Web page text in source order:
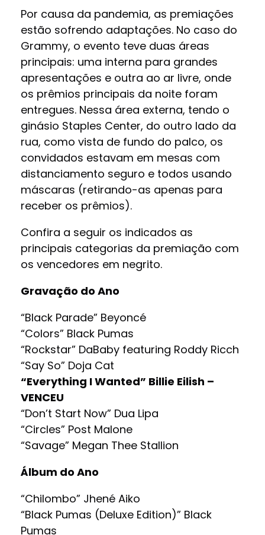
Por causa da pandemia, as premiações
estão sofrendo adaptações. No caso do
Grammy, o evento teve duas áreas
principais: uma interna para grandes
apresentações e outra ao ar livre, onde
os prêmios principais da noite foram
entregues. Nessa área externa, tendo o
ginásio Staples Center, do outro lado da
rua, como vista de fundo do palco, os
convidados estavam em mesas com
distanciamento seguro e todos usando
máscaras (retirando-as apenas para
receber os prêmios).
Confira a seguir os indicados as
principais categorias da premiação com
os vencedores em negrito.
Gravação do Ano
“Black Parade” Beyoncé
“Colors” Black Pumas
“Rockstar” DaBaby featuring Roddy Ricch
“Say So” Doja Cat
“Everything I Wanted” Billie Eilish –
VENCEU
“Don’t Start Now” Dua Lipa
“Circles” Post Malone
“Savage” Megan Thee Stallion
Álbum do Ano
“Chilombo” Jhené Aiko
“Black Pumas (Deluxe Edition)” Black
Pumas